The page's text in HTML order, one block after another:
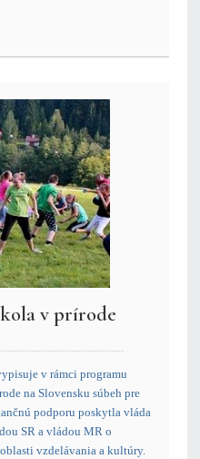
v prírode
v rámci programu
na Slovensku súbeh pre
podporu poskytla vláda
SR a vládou MR o
vzdelávania a kultúry.